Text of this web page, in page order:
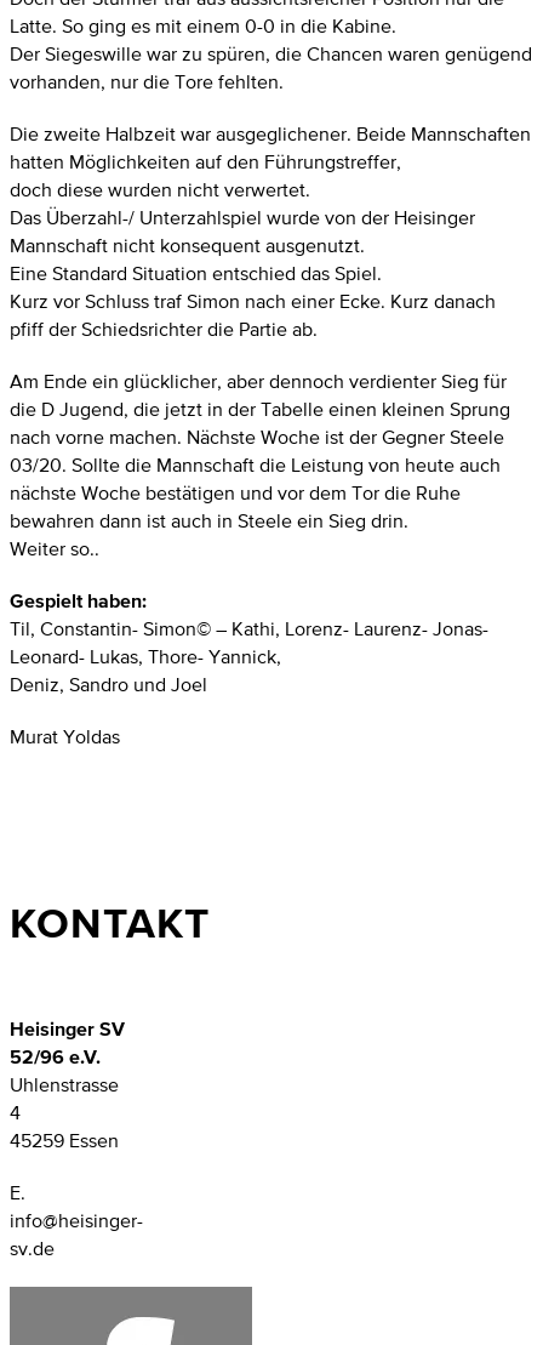
Latte. So ging es mit einem 0-0 in die Kabine.
Der Siegeswille war zu spüren, die Chancen waren genügend
vorhanden, nur die Tore fehlten.
Die zweite Halbzeit war ausgeglichener. Beide Mannschaften
hatten Möglichkeiten auf den Führungstreffer,
doch diese wurden nicht verwertet.
Das Überzahl-/ Unterzahlspiel wurde von der Heisinger
Mannschaft nicht konsequent ausgenutzt.
Eine Standard Situation entschied das Spiel.
Kurz vor Schluss traf Simon nach einer Ecke. Kurz danach
pfiff der Schiedsrichter die Partie ab.
Am Ende ein glücklicher, aber dennoch verdienter Sieg für
die D Jugend, die jetzt in der Tabelle einen kleinen Sprung
nach vorne machen. Nächste Woche ist der Gegner Steele
03/20. Sollte die Mannschaft die Leistung von heute auch
nächste Woche bestätigen und vor dem Tor die Ruhe
bewahren dann ist auch in Steele ein Sieg drin.
Weiter so..
Gespielt haben:
Til, Constantin- Simon© – Kathi, Lorenz- Laurenz- Jonas-
Leonard- Lukas, Thore- Yannick,
Deniz, Sandro und Joel
Murat Yoldas
KONTAKT
Heisinger SV
52/96 e.V.
Uhlenstrasse
4
45259 Essen
E.
info@heisinger-
sv.de